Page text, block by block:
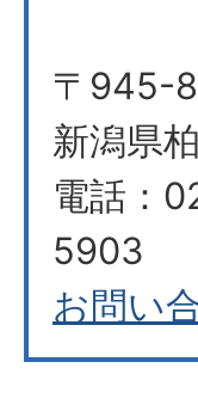
〒945-
新潟県
電話：
5903
お問い